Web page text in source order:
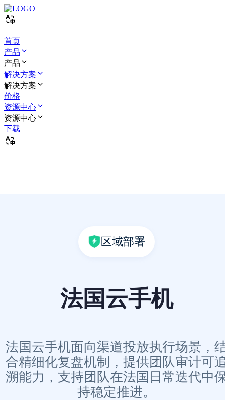
首页
产品
产品
解决方案
解决方案
价格
资源中心
资源中心
下载
区域部署
法国云手机
法国云手机面向渠道投放执行场景，
合精细化复盘机制，提供团队审计可
溯能力，支持团队在法国日常迭代中
持稳定推进。